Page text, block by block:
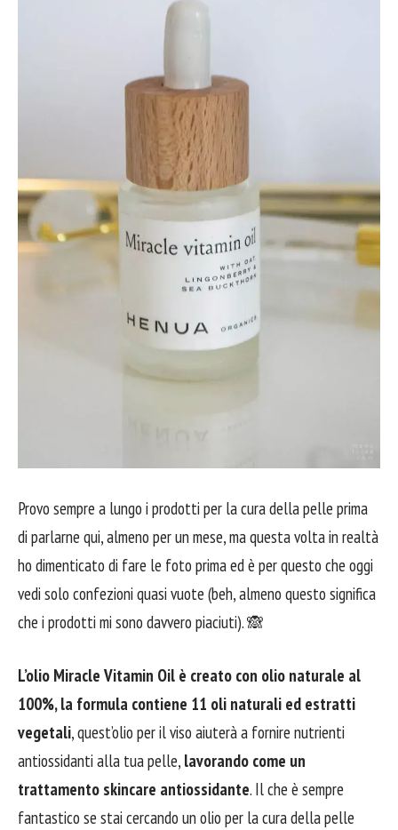
Provo sempre a lungo i prodotti per la cura della pelle prima
di parlarne qui, almeno per un mese, ma questa volta in realtà
ho dimenticato di fare le foto prima ed è per questo che oggi
vedi solo confezioni quasi vuote (beh, almeno questo significa
che i prodotti mi sono davvero piaciuti). 🙈
L’olio Miracle Vitamin Oil è creato con olio naturale al
100%, la formula contiene 11 oli naturali ed estratti
vegetali, quest’olio per il viso aiuterà a fornire nutrienti
antiossidanti alla tua pelle, lavorando come un
trattamento skincare antiossidante. Il che è sempre
fantastico se stai cercando un olio per la cura della pelle